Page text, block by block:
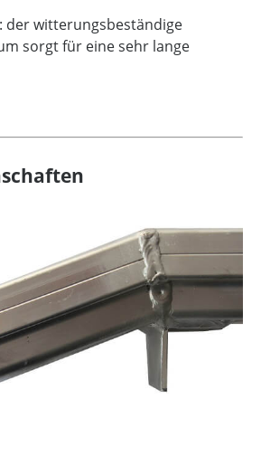
: der witterungsbeständige
sorgt für eine sehr lange